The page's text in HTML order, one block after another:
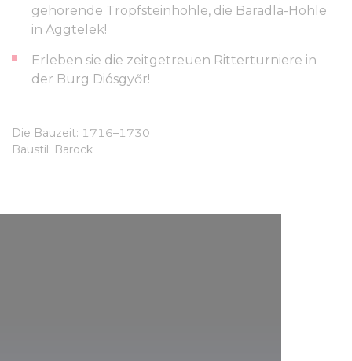
gehörende Tropfsteinhöhle, die Baradla-Höhle
in Aggtelek!
Erleben sie die zeitgetreuen Ritterturniere in
der Burg Diósgyőr!
Die Bauzeit: 1716–1730
Baustil: Barock